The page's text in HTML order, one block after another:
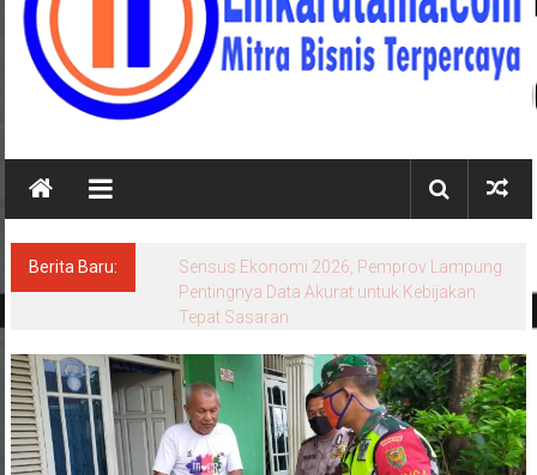
LINKARUTAMA.COM
Mitra
Terpercaya
Berita Baru:
Sensus Ekonomi 2026, Pemprov Lampung:
Pentingnya Data Akurat untuk Kebijakan
Tepat Sasaran